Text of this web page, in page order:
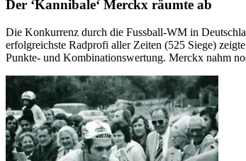
Der ‘Kannibale‘ Merckx räumte ab
Die Konkurrenz durch die Fussball-WM in
erfolgreichste Radprofi aller Zeiten (525 Siege)
Punkte- und Kombinationswertung. Merckx nahm